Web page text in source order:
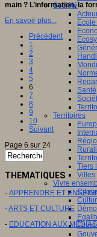
Société
Santé
Territoires
Tiers
Villes
Vivre
main ? L’information, la
En savoir plus...
Précédent
1
2
3
4
5
6
7
8
9
10
Suivant
Page 6 sur 24
THEMATIQUES
- APPRENDRE ET
-ARTS ET CULTURE
- EDUCATION AUX MEDIAS